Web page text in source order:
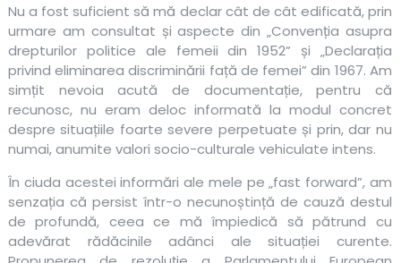
Nu a fost suficient să mă declar cât de cât edificată, prin
urmare am consultat și aspecte din „Convenția asupra
drepturilor politice ale femeii din 1952” și „Declarația
privind eliminarea discriminării față de femei” din 1967. Am
simțit nevoia acută de documentație, pentru că
recunosc, nu eram deloc informată la modul concret
despre situațiile foarte severe perpetuate și prin, dar nu
numai, anumite valori socio-culturale vehiculate intens.
În ciuda acestei informări ale mele pe „fast forward”, am
senzația că persist într-o necunoștință de cauză destul
de profundă, ceea ce mă împiedică să pătrund cu
adevărat rădăcinile adânci ale situației curente.